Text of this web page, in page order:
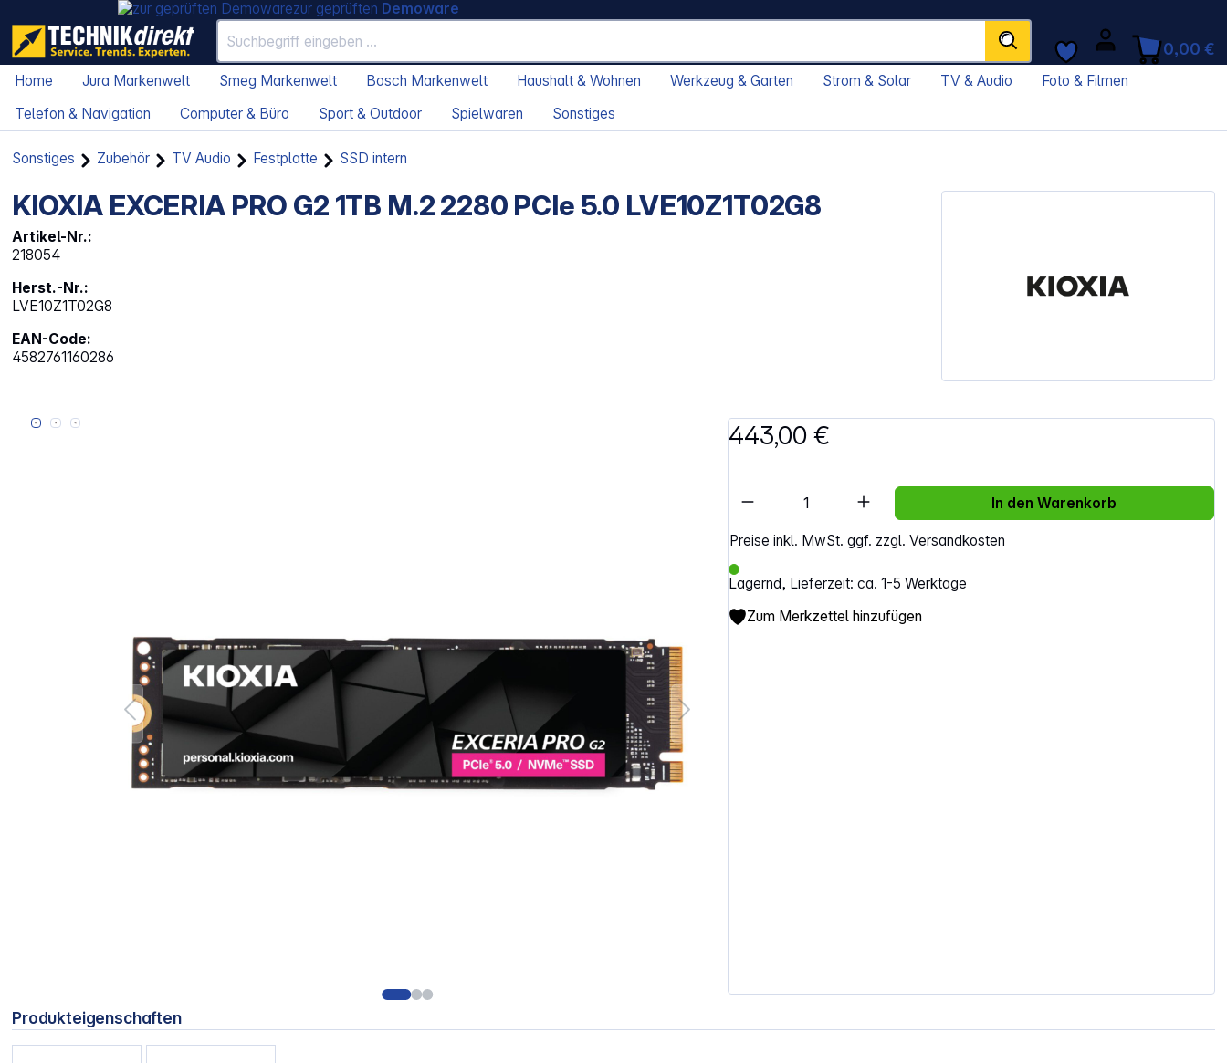
zur geprüften Demoware
0,00 €
Home Jura Markenwelt Smeg Markenwelt Bosch Markenwelt Haushalt & Wohnen Werkzeug & Garten Strom & Solar TV & Audio
Foto & Filmen
Telefon & Navigation
Computer & Büro Sport & Outdoor Spielwaren Sonstiges
Sonstiges Zubehör TV Audio Festplatte SSD intern
KIOXIA EXCERIA PRO G2 1TB M.2 2280 PCIe 5.0 LVE10Z1T02G8
Artikel-Nr.:
218054
Herst.-Nr.:
LVE10Z1T02G8
EAN-Code:
4582761160286
Bildergalerie überspringen 443,00 €
Preise inkl. MwSt. ggf. zzgl. Versandkosten
Lagernd, Lieferzeit: ca. 1-5 Werktage
Artikel Anzahl: Gib den gewünschten Wert ein
In den Warenkorb
Zum Merkzettel hinzufügen
Produkteigenschaften